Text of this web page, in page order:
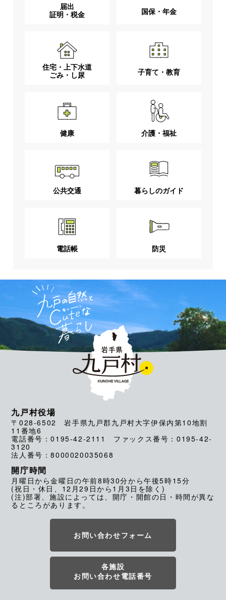
届出
証明・税金
国保・年金
住宅・上下水道
ごみ・し尿
子育て・教育
健康 介護・福祉
公共交通 暮らしのガイド
電話帳 防災
九戸村役場
〒028-6502 岩手県九戸郡九戸村大字伊保内第10地割
11番地6
電話番号：0195-42-2111 ファックス番号：0195-42-
3120
法人番号：8000020035068
開庁時間
月曜日から金曜日の午前8時30分から午後5時15分
(祝日・休日、12月29日から1月3日を除く)
(注)部署、施設によっては、開庁・開館の日・時間が異な
るところがあります。
お問い合わせフォーム
各施設
お問い合わせ電話番号